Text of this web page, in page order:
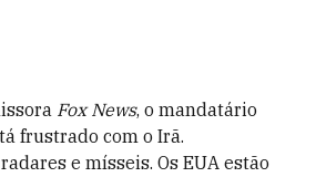
Fox News, o mandatário
frustrado com o Irã.
e mísseis. Os EUA estão